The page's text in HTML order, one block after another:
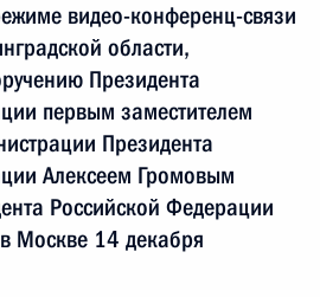
видео-конференц-связи
области,
Президента
первым заместителем
Президента
Алексеем Громовым
Российской Федерации
Москве 14 декабря